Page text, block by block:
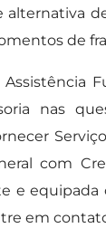
de
nas
com
e equipada
em